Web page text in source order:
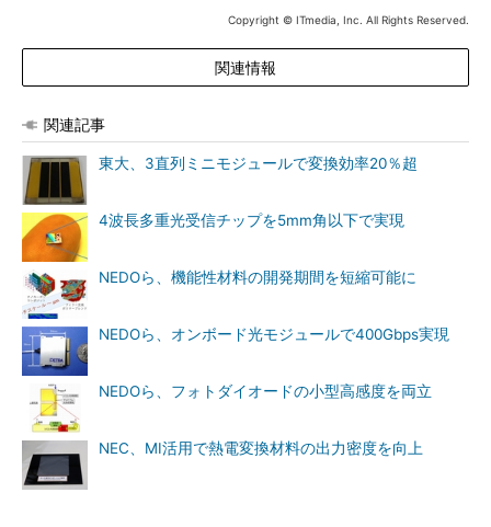
Copyright © ITmedia, Inc. All Rights Reserved.
関連情報
関連記事
東大、3直列ミニモジュールで変換効率20％超
4波長多重光受信チップを5mm角以下で実現
NEDOら、機能性材料の開発期間を短縮可能に
NEDOら、オンボード光モジュールで400Gbps実現
NEDOら、フォトダイオードの小型高感度を両立
NEC、MI活用で熱電変換材料の出力密度を向上